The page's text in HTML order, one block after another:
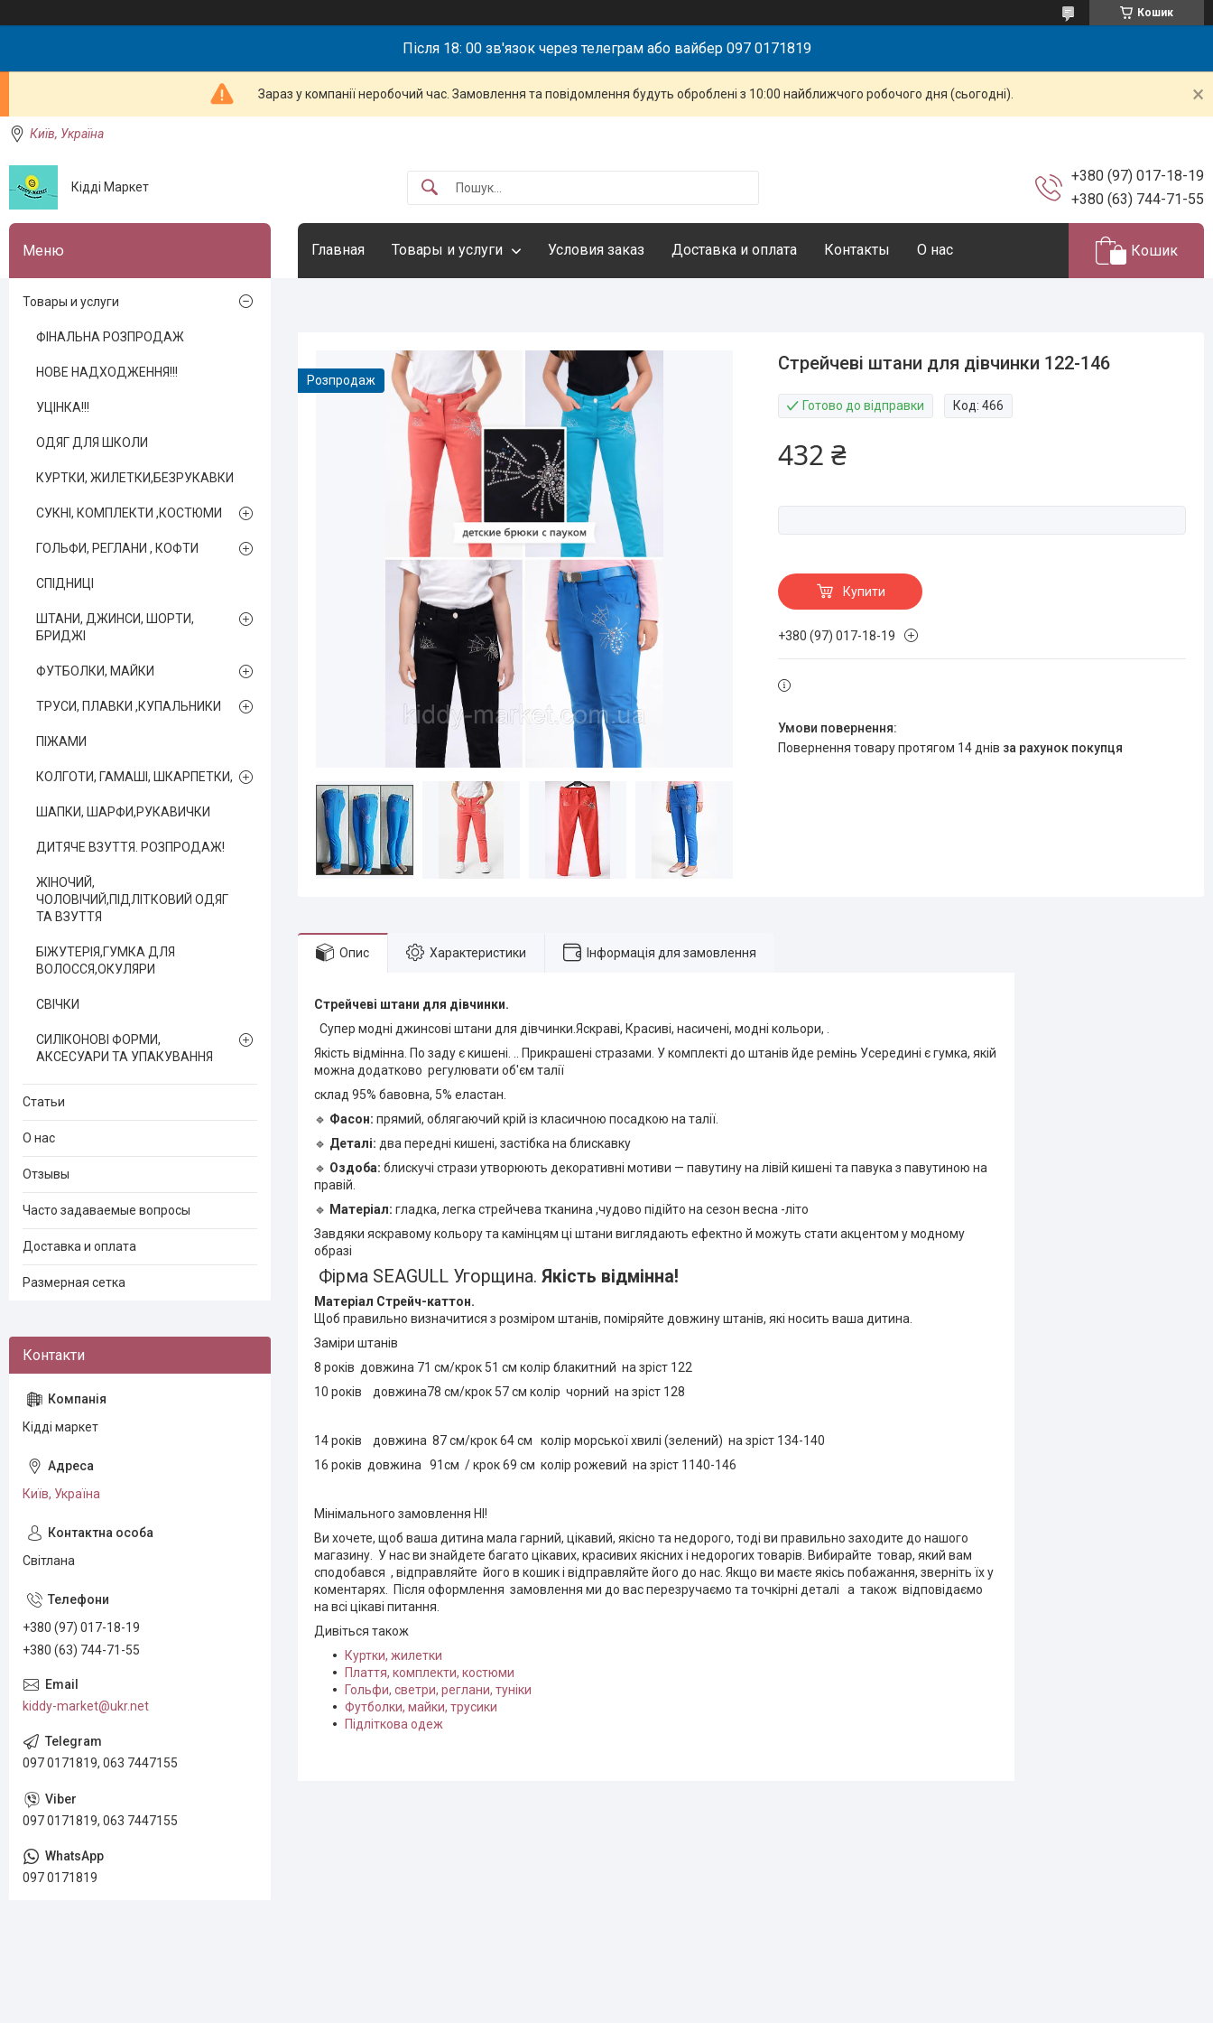
Кошик
Після 18: 00 зв'язок через телеграм або вайбер 097 0171819
Зараз у компанії неробочий час. Замовлення та повідомлення будуть оброблені з 10:00 найближчого робочого дня (сьогодні).
Київ, Україна
Кідді Маркет
+380 (97) 017-18-19
+380 (63) 744-71-55
Главная Товары и услуги Условия заказ Доставка и оплата Контакты О нас Кошик
Розпродаж
Стрейчеві штани для дівчинки 122-146
Готово до відправки Код:466
432 ₴
Купити
+380 (97) 017-18-19
повернення товару протягом 14 днів за рахунок покупця
Опис Характеристики Інформація для замовлення
Стрейчеві штани для дівчинки.
Супер модні джинсові штани для дівчинки.Яскраві, Красиві, насичені, модні кольори, .
Якість відмінна. По заду є кишені. .. Прикрашені стразами. У комплекті до штанів йде ремінь Усередині є гумка, якій
можна додатково регулювати об'єм талії
склад 95% бавовна, 5% еластан.
🔹 Фасон: прямий, облягаючий крій із класичною посадкою на талії.
🔹 Деталі: два передні кишені, застібка на блискавку
🔹 Оздоба: блискучі стрази утворюють декоративні мотиви — павутину на лівій кишені та павука з павутиною на
правій.
🔹 Матеріал: гладка, легка стрейчева тканина ,чудово підійто на сезон весна -літо
Завдяки яскравому кольору та камінцям ці штани виглядають ефектно й можуть стати акцентом у модному
образі
Фірма SEAGULL Угорщина. Якість відмінна!
Матеріал Стрейч-каттон.
Щоб правильно визначитися з розміром штанів, поміряйте довжину штанів, які носить ваша дитина.
Заміри штанів
8 років довжина 71 см/крок 51 см колір блакитний на зріст 122
10 років довжина78 см/крок 57 см колір чорний на зріст 128
14 років довжина 87 см/крок 64 см колір морської хвилі (зелений) на зріст 134-140
16 років довжина 91см / крок 69 см колір рожевий на зріст 1140-146
Мінімального замовлення НІ!
Ви хочете, щоб ваша дитина мала гарний, цікавий, якісно та недорого, тоді ви правильно заходите до нашого
магазину. У нас ви знайдете багато цікавих, красивих якісних і недорогих товарів. Вибирайте товар, який вам
сподобався , відправляйте його в кошик і відправляйте його до нас. Якщо ви маєте якісь побажання, зверніть їх у
коментарях. Після оформлення замовлення ми до вас перезручаємо та точкірні деталі а також відповідаємо
на всі цікаві питання.
Дивіться також
Куртки, жилетки
Плаття, комплекти, костюми
Гольфи, светри, реглани, туніки
Футболки, майки, трусики
Підліткова одеж
Товары и услуги
ФІНАЛЬНА РОЗПРОДАЖ
НОВЕ НАДХОДЖЕННЯ!!!
УЦІНКА!!!
ОДЯГ ДЛЯ ШКОЛИ
КУРТКИ, ЖИЛЕТКИ,БЕЗРУКАВКИ
СУКНІ, КОМПЛЕКТИ ,КОСТЮМИ
ГОЛЬФИ, РЕГЛАНИ , КОФТИ
СПІДНИЦІ
ШТАНИ, ДЖИНСИ, ШОРТИ,
БРИДЖІ
ФУТБОЛКИ, МАЙКИ
ТРУСИ, ПЛАВКИ ,КУПАЛЬНИКИ
ПІЖАМИ
КОЛГОТИ, ГАМАШІ, ШКАРПЕТКИ,
ШАПКИ, ШАРФИ,РУКАВИЧКИ
ДИТЯЧЕ ВЗУТТЯ. РОЗПРОДАЖ!
ЖІНОЧИЙ,
ЧОЛОВІЧИЙ,ПІДЛІТКОВИЙ ОДЯГ
ТА ВЗУТТЯ
БІЖУТЕРІЯ,ГУМКА ДЛЯ
ВОЛОССЯ,ОКУЛЯРИ
СВІЧКИ
СИЛІКОНОВІ ФОРМИ,
АКСЕСУАРИ ТА УПАКУВАННЯ
Статьи
О нас
Отзывы
Часто задаваемые вопросы
Доставка и оплата
Размерная сетка
Кідді маркет
Київ, Україна
Світлана
+380 (97) 017-18-19
+380 (63) 744-71-55
kiddy-market@ukr.net
097 0171819, 063 7447155
097 0171819, 063 7447155
097 0171819